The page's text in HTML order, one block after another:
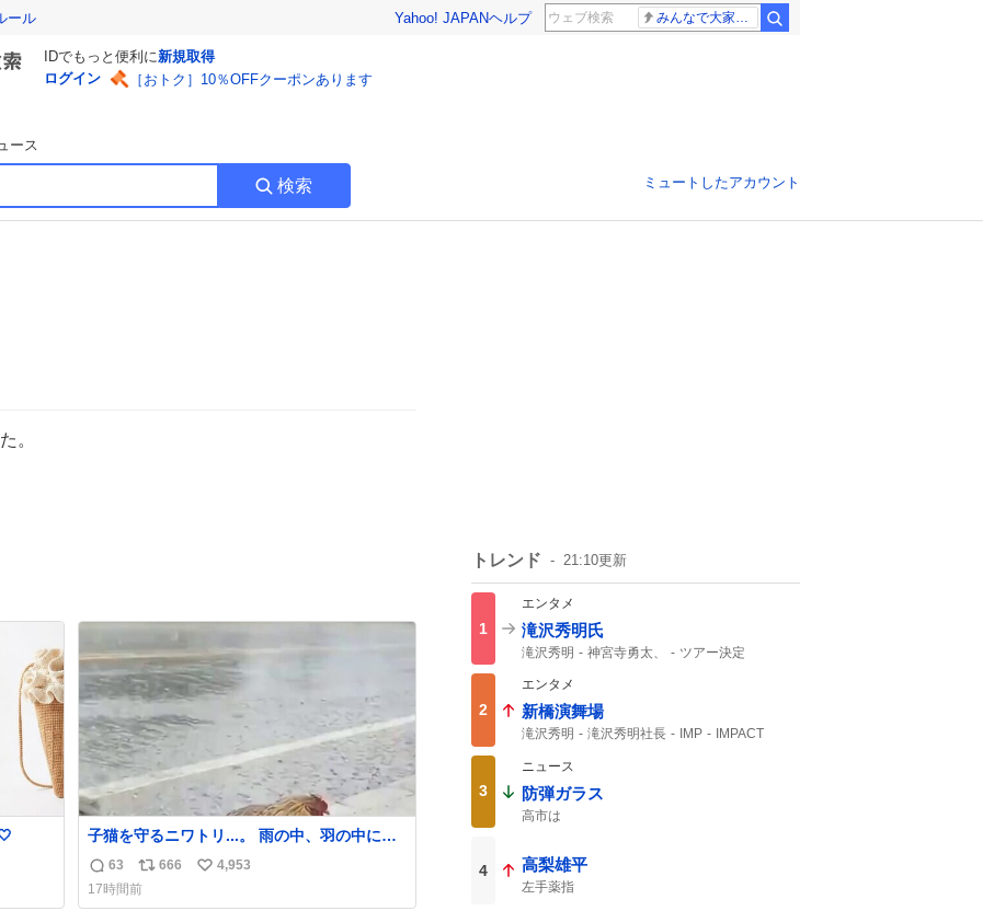
ール Yahoo! JAPANヘルプ みんなで大家さん 2881億円
IDでもっと便利に新規取得
ログイン
［おトク］10％OFFクーポンあります
ース
検索 ミュートしたアカウント
。
子猫を守るニワトリ...。 雨の中、羽の中に子
猫を入れて守る姿に感動した！！ 愛は種族を
超える！
返
信
63
リ
ポ
666
い
4,953
17時間前
トレンド 21:10更新
1
エンタメ
滝沢秀明氏
滝沢秀明 神宮寺勇太、
ツアー決定
2
エンタメ
新橋演舞場
滝沢秀明 滝沢秀明社長 IMP
IMPACT
3
ニュース
防弾ガラス
高市は
4 高梨雄平
左手薬指